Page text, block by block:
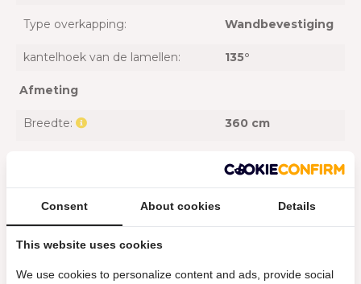
Type overkapping: Wandbevestiging
kantelhoek van de lamellen: 135°
Afmeting
Breedte: 360 cm
236 cm
Hoogte : 255 cm
Consent About cookies Details
This website uses cookies
We use cookies to personalize content and ads, provide social